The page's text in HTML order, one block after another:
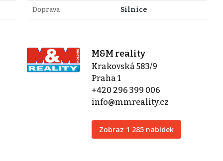
Doprava Silnice
M&M reality
Krakovská 583/9
Praha 1
+420 296 399 006
info@mmreality.cz
Zobraz 1 285 nabídek